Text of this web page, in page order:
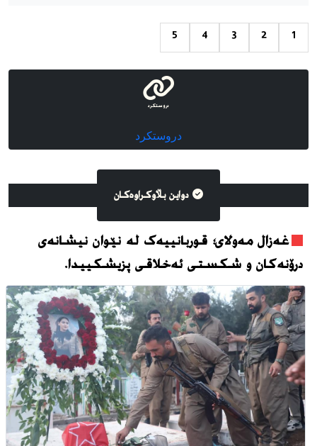
1
2
3
4
5
دروستكرد
دروستكرد
دواین بڵاوکراوه‌کان
غەزال مەولای؛ قوربانییەک لە نێوان نیشانەی
درۆنەکان و شکستی ئەخلاقی پزیشکییدا.